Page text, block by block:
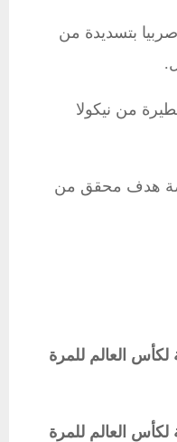
صربيا بتسديدة من
من نيكولا
هدف محقق من
لكأس العالم للمرة
لكأس العالم للمرة